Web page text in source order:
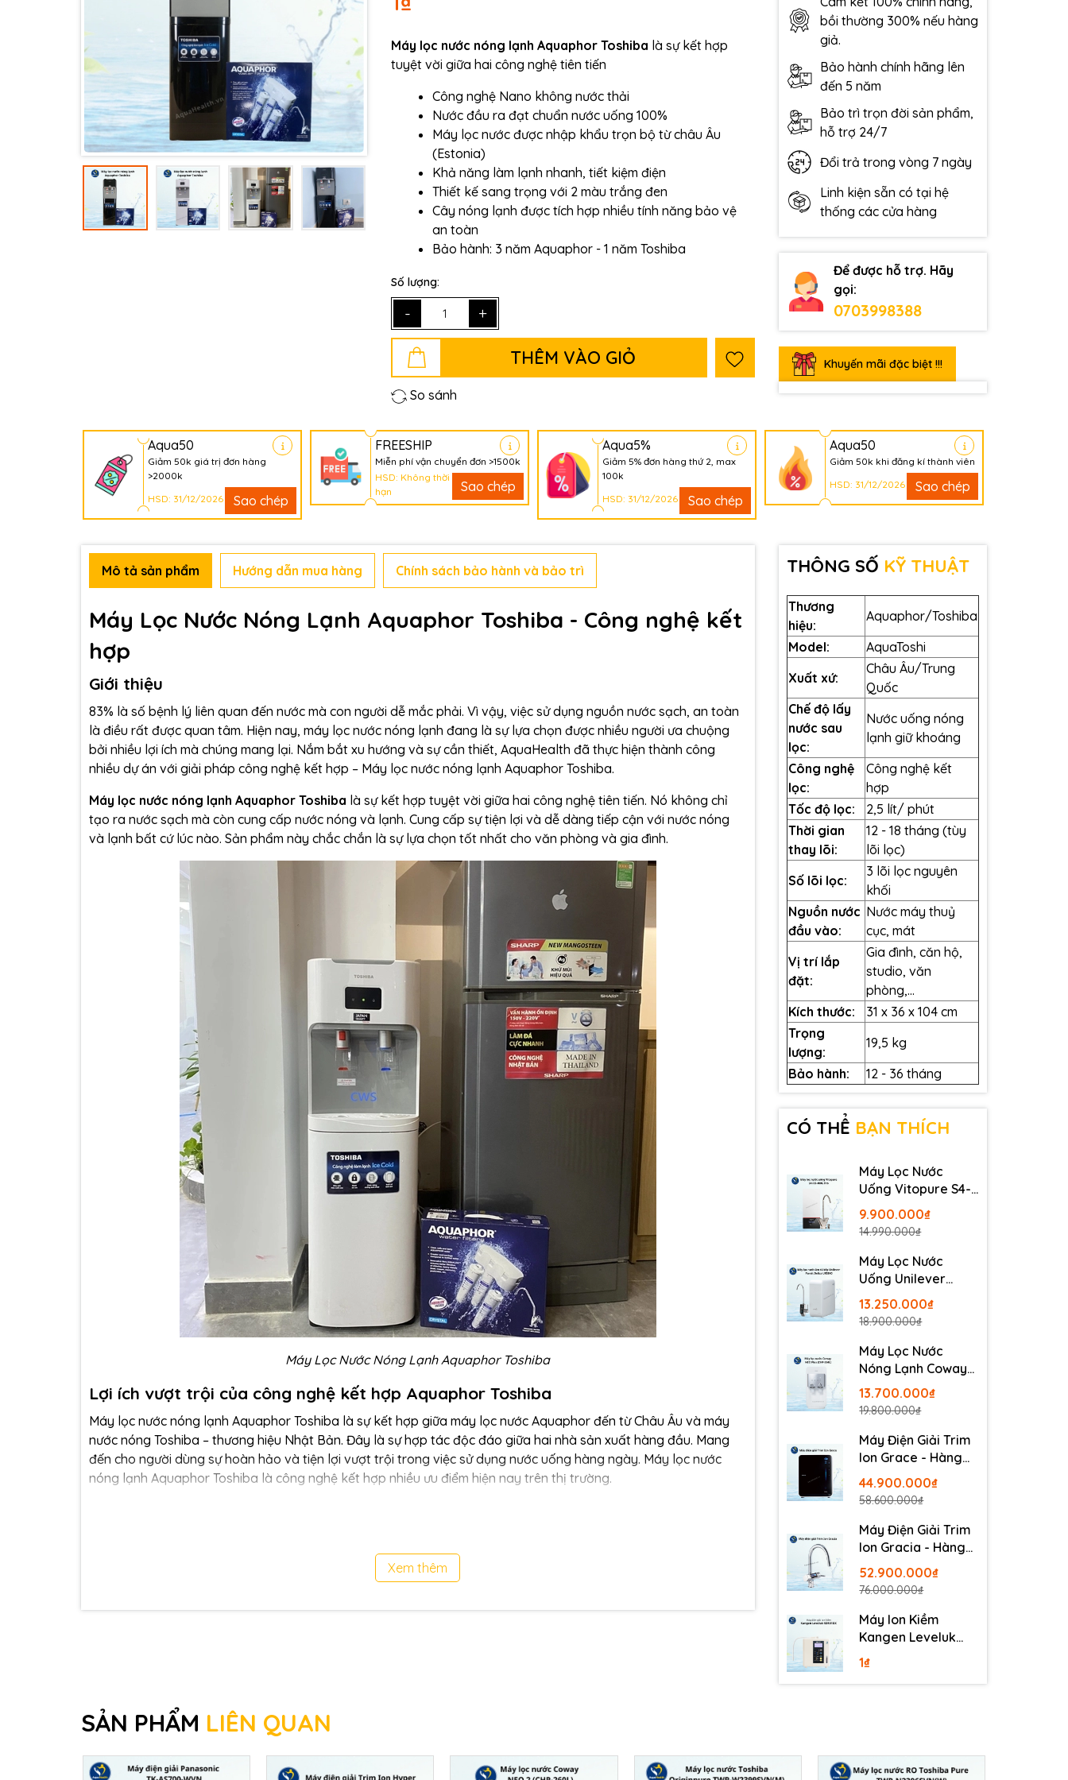
Máy lọc nước nóng lạnh Aquaphor Toshiba là sự kết hợp
tuyệt vời giữa hai công nghệ tiên tiến
Công nghệ Nano không nước thải
Nước đầu ra đạt chuẩn nước uống 100%
Máy lọc nước được nhập khẩu trọn bộ từ châu Âu
(Estonia)
Khả năng làm lạnh nhanh, tiết kiệm điện
Thiết kế sang trọng với 2 màu trắng đen
Cây nóng lạnh được tích hợp nhiều tính năng bảo vệ
an toàn
Bảo hành: 3 năm Aquaphor - 1 năm Toshiba
Số lượng:
- +
THÊM VÀO GIỎ
So sánh
bồi thường 300% nếu hàng
giả.
Bảo hành chính hãng lên
đến 5 năm
Bảo trì trọn đời sản phẩm,
hỗ trợ 24/7
Đổi trả trong vòng 7 ngày
Linh kiện sẵn có tại hệ
thống các cửa hàng
Để được hỗ trợ. Hãy
gọi:
0703998388
Khuyến mãi đặc biệt !!!
Aqua50
Giảm 50k giá trị đơn hàng
>2000k
HSD: 31/12/2026
Sao chép
FREESHIP
Miễn phí vận chuyển đơn >1500k
HSD: Không thời
hạn
Sao chép
Aqua5%
Giảm 5% đơn hàng thứ 2, max
100k
HSD: 31/12/2026
Sao chép
Aqua50
Giảm 50k khi đăng kí thành viên
HSD: 31/12/2026
Sao chép
Điều kiện:
Mô tả sản phẩm Hướng dẫn mua hàng Chính sách bảo hành và bảo trì
Máy Lọc Nước Nóng Lạnh Aquaphor Toshiba - Công nghệ kết
hợp
Giới thiệu
83% là số bệnh lý liên quan đến nước mà con người dễ mắc phải. Vì vậy, việc sử dụng nguồn nước sạch, an toàn
là điều rất được quan tâm. Hiện nay, máy lọc nước nóng lạnh đang là sự lựa chọn được nhiều người ưa chuộng
bởi nhiều lợi ích mà chúng mang lại. Nắm bắt xu hướng và sự cần thiết, AquaHealth đã thực hiện thành công
nhiều dự án với giải pháp công nghệ kết hợp – Máy lọc nước nóng lạnh Aquaphor Toshiba.
Máy lọc nước nóng lạnh Aquaphor Toshiba là sự kết hợp tuyệt vời giữa hai công nghệ tiên tiến. Nó không chỉ
tạo ra nước sạch mà còn cung cấp nước nóng và lạnh. Cung cấp sự tiện lợi và dễ dàng tiếp cận với nước nóng
và lạnh bất cứ lúc nào. Sản phẩm này chắc chắn là sự lựa chọn tốt nhất cho văn phòng và gia đình.
Máy Lọc Nước Nóng Lạnh Aquaphor Toshiba
Lợi ích vượt trội của công nghệ kết hợp Aquaphor Toshiba
Máy lọc nước nóng lạnh Aquaphor Toshiba là sự kết hợp giữa máy lọc nước Aquaphor đến từ Châu Âu và máy
nước nóng Toshiba – thương hiệu Nhật Bản. Đây là sự hợp tác độc đáo giữa hai nhà sản xuất hàng đầu. Mang
đến cho người dùng sự hoàn hảo và tiện lợi vượt trội trong việc sử dụng nước uống hàng ngày. Máy lọc nước
nóng lạnh Aquaphor Toshiba là công nghệ kết hợp nhiều ưu điểm hiện nay trên thị trường.
Nước đầu ra đáp ứng 100% tiêu chuẩn nước uống được (được kiểm tra bằng mẫu nước của khách hàng
Giải pháp kết hợp tối ưu và chất lượng nhất cho khách hàng
Công nghệ lọc nước Aquaphor Châu Âu đã được kiểm nghiệm và đánh giá cao về hiệu quả trong việc loại bỏ tạp
Xem thêm
THÔNG SỐ KỸ THUẬT
Thương
hiệu:
Aquaphor/Toshiba
Model:
AquaToshi
Xuất xứ:
Châu Âu/Trung
Quốc
Chế độ lấy
nước sau
lọc:
Nước uống nóng
lạnh giữ khoáng
Công nghệ
lọc:
Công nghệ kết
hợp
Tốc độ lọc:
2,5 lít/ phút
Thời gian
thay lõi:
12 - 18 tháng (tùy
lõi lọc)
Số lõi lọc:
3 lõi lọc nguyên
khối
Nguồn nước
đầu vào:
Nước máy thuỷ
cục, mát
Vị trí lắp
đặt:
Gia đình, căn hộ,
studio, văn
phòng,...
Kích thước:
31 x 36 x 104 cm
Trọng
lượng:
19,5 kg
Bảo hành:
12 - 36 tháng
CÓ THỂ BẠN THÍCH
Máy Lọc Nước
Uống Vitopure S4-
RO-400G Pro -
Thương Hiệu Đức
9.900.000₫
14.990.000₫
Máy Lọc Nước
Uống Unilever
Pureit Delica
UR5840
13.250.000₫
18.900.000₫
Máy Lọc Nước
Nóng Lạnh Coway
Neo Plus CHP-264L
13.700.000₫
19.800.000₫
Máy Điện Giải Trim
Ion Grace - Hàng
Nội Địa Nhật
44.900.000₫
58.600.000₫
Máy Điện Giải Trim
Ion Gracia - Hàng
Nội Địa Nhật
52.900.000₫
76.000.000₫
Máy Ion Kiềm
Kangen Leveluk
SD501DX
1₫
SẢN PHẨM LIÊN QUAN